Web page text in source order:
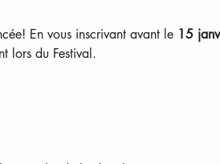
En vous inscrivant avant le 15
lors du Festival.